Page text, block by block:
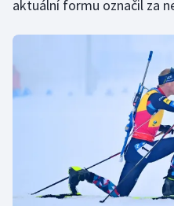
aktuální formu označil za